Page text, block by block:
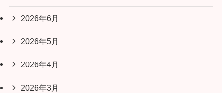
2026年6月
2026年5月
2026年4月
2026年3月